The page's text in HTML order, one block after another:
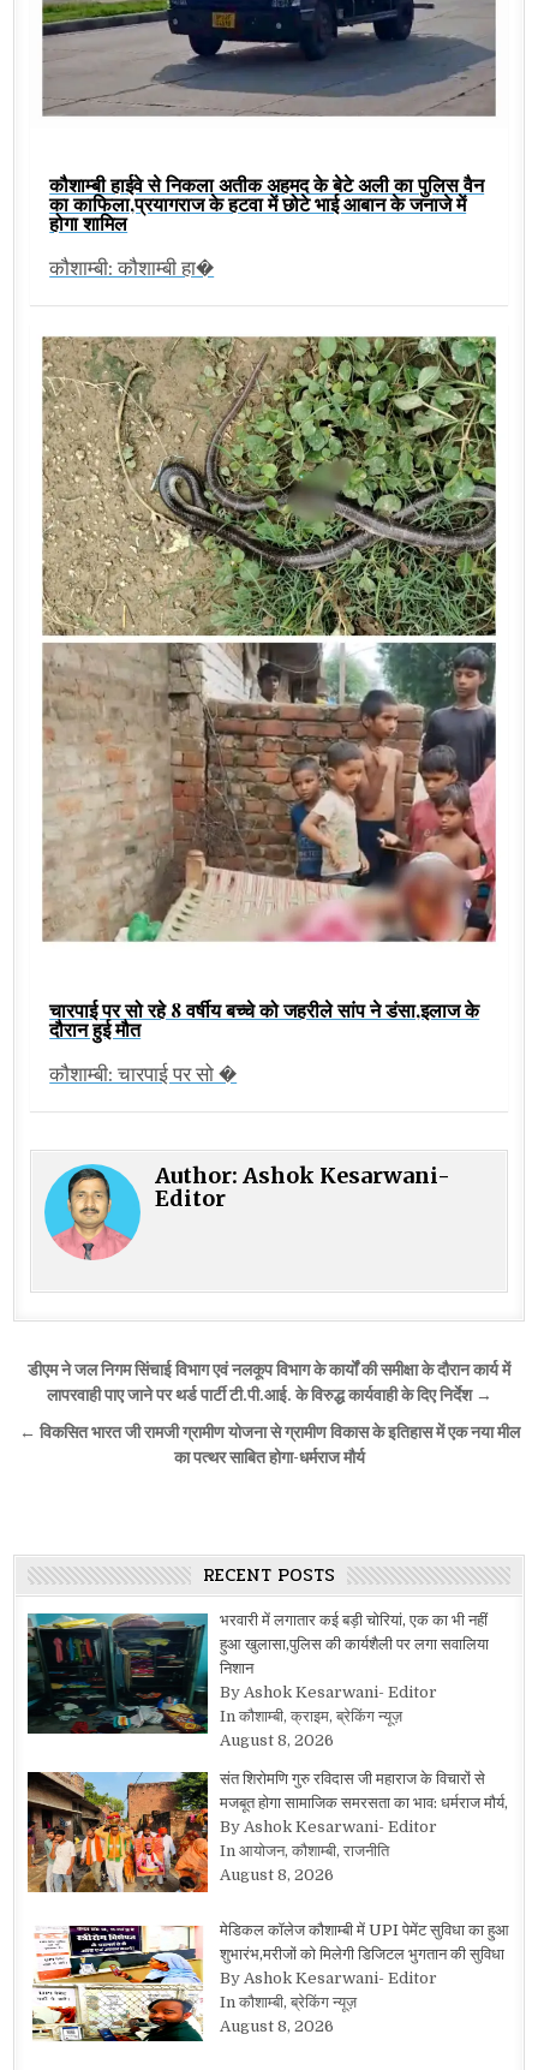
कौशाम्बी हाईवे से निकला अतीक अहमद के बेटे अली का पुलिस वैन
का काफिला,प्रयागराज के हटवा में छोटे भाई आबान के जनाजे में
होगा शामिल
कौशाम्बी: कौशाम्बी हा�
चारपाई पर सो रहे 8 वर्षीय बच्चे को जहरीले सांप ने डंसा,इलाज के
दौरान हुई मौत
कौशाम्बी: चारपाई पर सो �
Author:Ashok Kesarwani-
Editor
Post
navigation
डीएम ने जल निगम सिंचाई विभाग एवं नलकूप विभाग के कार्यों की समीक्षा के दौरान कार्य में
लापरवाही पाए जाने पर थर्ड पार्टी टी.पी.आई. के विरुद्ध कार्यवाही के दिए निर्देश →
← विकसित भारत जी रामजी ग्रामीण योजना से ग्रामीण विकास के इतिहास में एक नया मील
का पत्थर साबित होगा-धर्मराज मौर्य
RECENT POSTS
भरवारी में लगातार कई बड़ी चोरियां, एक का भी नहीं
हुआ खुलासा,पुलिस की कार्यशैली पर लगा सवालिया
निशान
By Ashok Kesarwani- Editor
In कौशाम्बी, क्राइम, ब्रेकिंग न्यूज़
August 8, 2026
संत शिरोमणि गुरु रविदास जी महाराज के विचारों से
मजबूत होगा सामाजिक समरसता का भाव: धर्मराज मौर्य,
By Ashok Kesarwani- Editor
In आयोजन, कौशाम्बी, राजनीति
August 8, 2026
मेडिकल कॉलेज कौशाम्बी में UPI पेमेंट सुविधा का हुआ
शुभारंभ,मरीजों को मिलेगी डिजिटल भुगतान की सुविधा
By Ashok Kesarwani- Editor
In कौशाम्बी, ब्रेकिंग न्यूज़
August 8, 2026